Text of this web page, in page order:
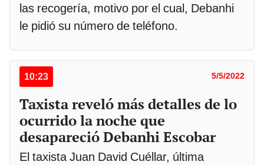
las recogería, motivo por el cual, Debanhi
le pidió su número de teléfono.
10:23 5/5/2022
Taxista reveló más detalles de lo
ocurrido la noche que
desapareció Debanhi Escobar
El taxista Juan David Cuéllar, última